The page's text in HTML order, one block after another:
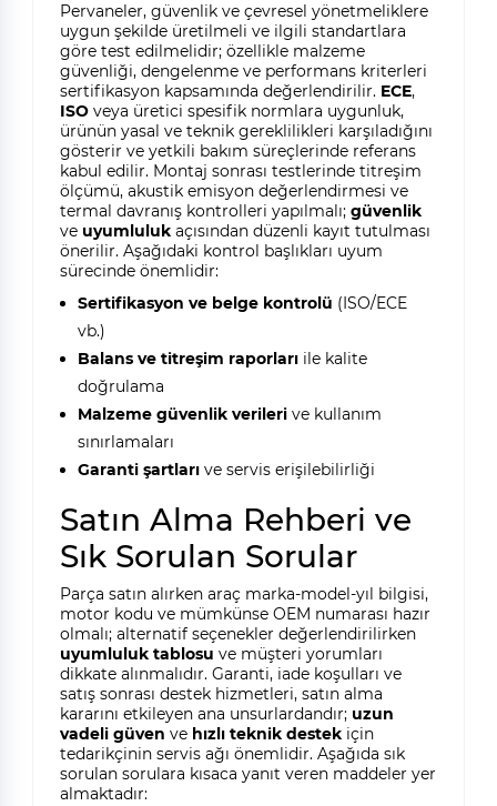
Pervaneler, güvenlik ve çevresel yönetmeliklere
uygun şekilde üretilmeli ve ilgili standartlara
göre test edilmelidir; özellikle malzeme
güvenliği, dengelenme ve performans kriterleri
sertifikasyon kapsamında değerlendirilir. ECE,
ISOveya üretici spesifik normlara uygunluk,
ürünün yasal ve teknik gereklilikleri karşıladığını
gösterir ve yetkili bakım süreçlerinde referans
kabul edilir. Montaj sonrası testlerinde titreşim
ölçümü, akustik emisyon değerlendirmesi ve
termal davranış kontrolleri yapılmalı; güvenlik
ve uyumlulukaçısından düzenli kayıt tutulması
önerilir. Aşağıdaki kontrol başlıkları uyum
sürecinde önemlidir:
Sertifikasyon ve belge kontrolü (ISO/ECE
vb.)
Balans ve titreşim raporlarıile kalite
doğrulama
Malzeme güvenlik verilerive kullanım
sınırlamaları
Garanti şartlarıve servis erişilebilirliği
Satın Alma Rehberi ve
Sık Sorulan Sorular
Parça satın alırken araç marka-model-yıl bilgisi,
motor kodu ve mümkünse OEM numarası hazır
olmalı; alternatif seçenekler değerlendirilirken
uyumluluk tablosu ve müşteri yorumları
dikkate alınmalıdır. Garanti, iade koşulları ve
satış sonrası destek hizmetleri, satın alma
kararını etkileyen ana unsurlardandır; uzun
vadeli güven ve hızlı teknik destekiçin
tedarikçinin servis ağı önemlidir. Aşağıda sık
sorulan sorulara kısaca yanıt veren maddeler yer
almaktadır: